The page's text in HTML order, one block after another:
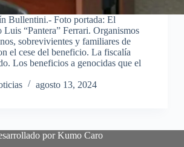
Bullentini.- Foto portada: El
“Pantera” Ferrari. Organismos
sobrevivientes y familiares de
el cese del beneficio. La fiscalía
Los beneficios a genocidas que el
agosto 13, 2024
por Kumo Caro